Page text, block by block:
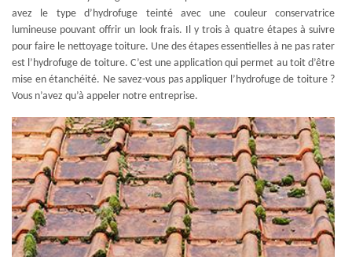
avez le type d’hydrofuge teinté avec une couleur conservatrice
lumineuse pouvant offrir un look frais. Il y trois à quatre étapes à suivre
pour faire le nettoyage toiture. Une des étapes essentielles à ne pas rater
est l’hydrofuge de toiture. C’est une application qui permet au toit d’être
mise en étanchéité. Ne savez-vous pas appliquer l’hydrofuge de toiture ?
Vous n’avez qu’à appeler notre entreprise.